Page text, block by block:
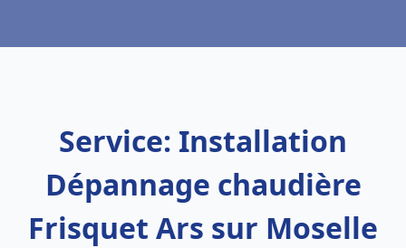
Service: Installation
Dépannage chaudière
Frisquet Ars sur Moselle